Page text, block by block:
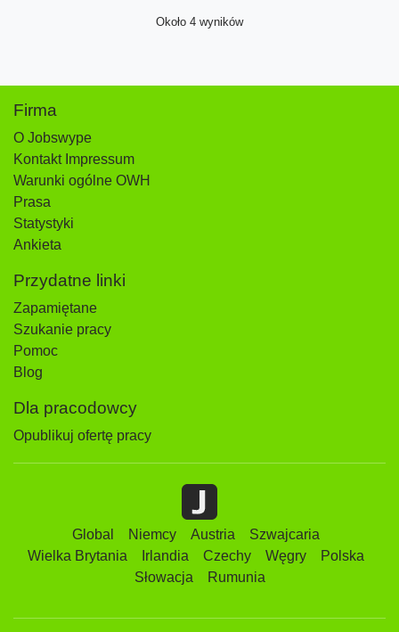
Około 4 wyników
Firma
O Jobswype
Kontakt Impressum
Warunki ogólne OWH
Prasa
Statystyki
Ankieta
Przydatne linki
Zapamiętane
Szukanie pracy
Pomoc
Blog
Dla pracodowcy
Opublikuj ofertę pracy
Global Niemcy Austria
Szwajcaria
Wielka Brytania
Irlandia Czechy Węgry
Polska
Słowacja
Rumunia